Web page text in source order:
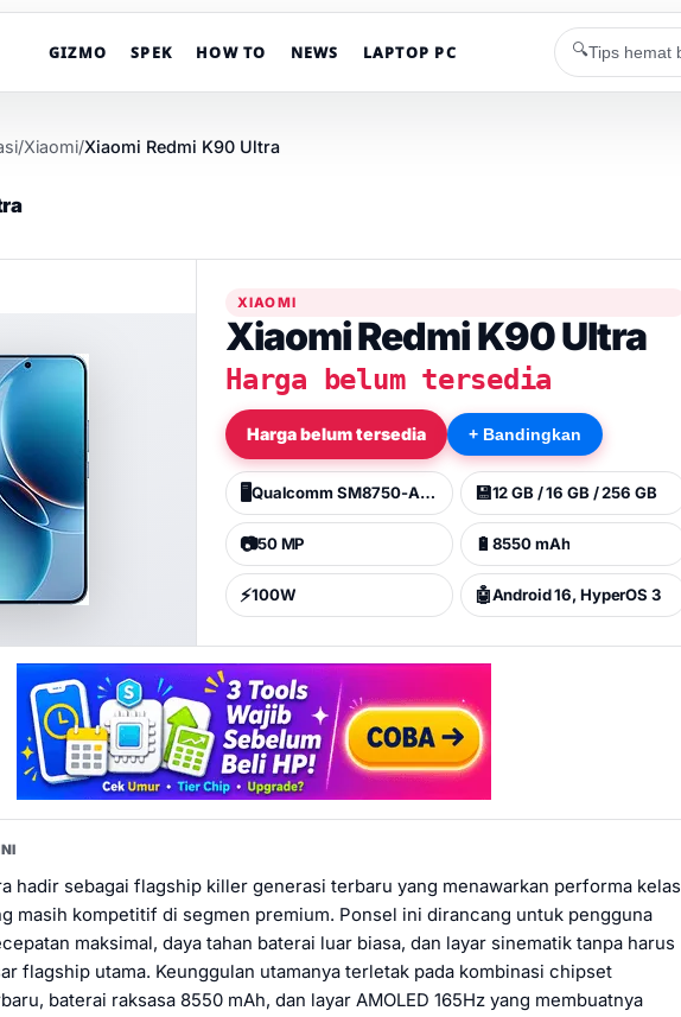
GIZMO SPEK HOW TO NEWS LAPTOP PC 🔍
/Xiaomi/Xiaomi Redmi K90 Ultra
XIAOMI
Xiaomi Redmi K90 Ultra
Harga belum tersedia
Harga belum tersedia + Bandingkan
🖥️ Qualcomm SM8750-AB Snapdragon 8 Elite (3 nm) 💾12 GB / 16 GB / 256 GB
📷50 MP 🔋 8550 mAh
⚡100W 🤖Android 16, HyperOS 3
hadir sebagai flagship killer generasi terbaru yang menawarkan performa kelas
masih kompetitif di segmen premium. Ponsel ini dirancang untuk pengguna
maksimal, daya tahan baterai luar biasa, dan layar sinematik tanpa harus
flagship utama. Keunggulan utamanya terletak pada kombinasi chipset
baterai raksasa 8550 mAh, dan layar AMOLED 165Hz yang membuatnya